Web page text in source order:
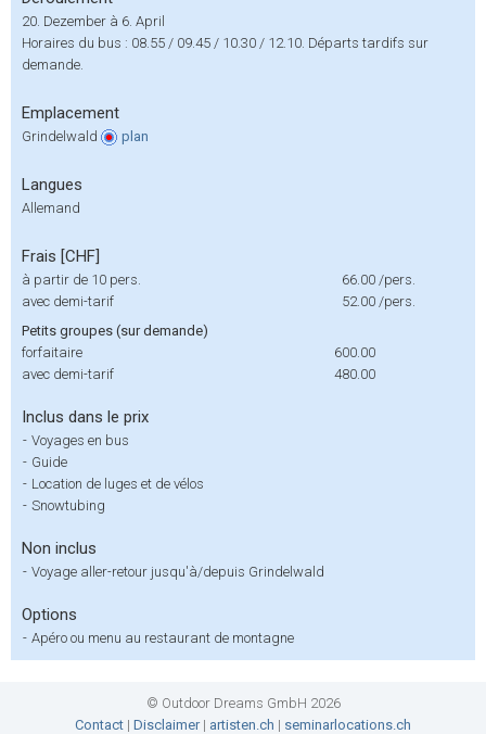
20. Dezember à 6. April
Horaires du bus : 08.55 / 09.45 / 10.30 / 12.10. Départs tardifs sur
demande.
Emplacement
Grindelwald plan
Langues
Allemand
Frais [CHF]
à partir de 10 pers. 66.00 /pers.
avec demi-tarif
52.00 /pers.
Petits groupes (sur demande)
forfaitaire
600.00
avec demi-tarif
480.00
Inclus dans le prix
- Voyages en bus
- Guide
- Location de luges et de vélos
- Snowtubing
Non inclus
- Voyage aller-retour jusqu'à/depuis Grindelwald
Options
- Apéro ou menu au restaurant de montagne
© Outdoor Dreams GmbH 2026
Contact | Disclaimer| artisten.ch | seminarlocations.ch